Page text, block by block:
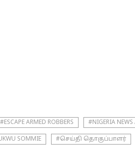
#ESCAPE ARMED ROBBERS #NIGERIA NEWS
SOMMIE #செய்தி தொகுப்பாளர்